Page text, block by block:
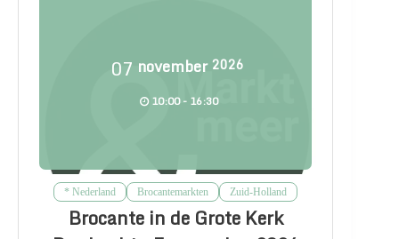
07 november 2026
10:00 - 16:30
* Nederland Brocantemarkten Zuid-Holland
Brocante in de Grote Kerk